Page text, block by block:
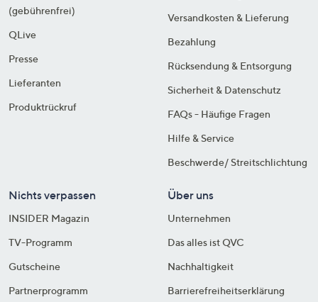
(gebührenfrei)
QLive
Presse
Lieferanten
Produktrückruf
Versandkosten & Lieferung
Bezahlung
Rücksendung & Entsorgung
Sicherheit & Datenschutz
FAQs - Häufige Fragen
Hilfe & Service
Beschwerde/ Streitschlichtung
Nichts verpassen
INSIDER Magazin
TV-Programm
Gutscheine
Partnerprogramm
Über uns
Unternehmen
Das alles ist QVC
Nachhaltigkeit
Barrierefreiheitserklärung